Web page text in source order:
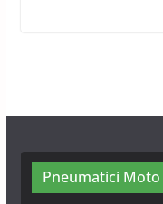
Pneumatici Moto